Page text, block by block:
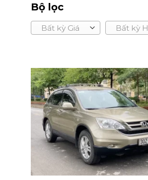
Bộ lọc
Bất kỳ Giá Bất kỳ